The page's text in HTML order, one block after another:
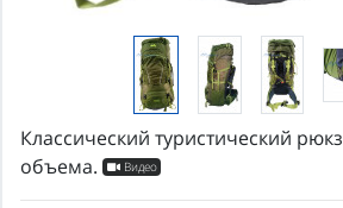
Классический туристический
объема.
Видео